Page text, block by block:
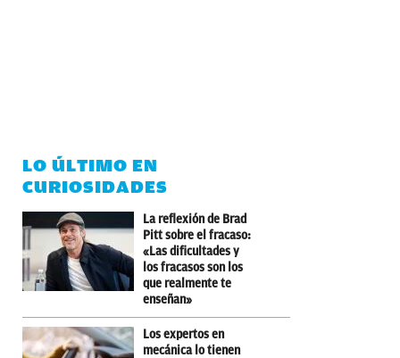
LO ÚLTIMO EN
CURIOSIDADES
La reflexión de Brad
Pitt sobre el fracaso:
«Las dificultades y
los fracasos son los
que realmente te
enseñan»
Los expertos en
mecánica lo tienen